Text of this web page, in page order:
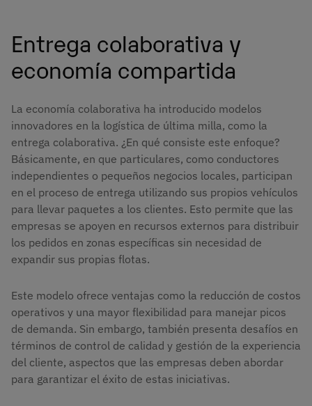
Entrega colaborativa y
economía compartida
La economía colaborativa ha introducido modelos
innovadores en la logística de última milla, como la
entrega colaborativa. ¿En qué consiste este enfoque?
Básicamente, en que particulares, como conductores
independientes o pequeños negocios locales, participan
en el proceso de entrega utilizando sus propios vehículos
para llevar paquetes a los clientes. Esto permite que las
empresas se apoyen en recursos externos para distribuir
los pedidos en zonas específicas sin necesidad de
expandir sus propias flotas.
Este modelo ofrece ventajas como la reducción de costos
operativos y una mayor flexibilidad para manejar picos
de demanda. Sin embargo, también presenta desafíos en
términos de control de calidad y gestión de la experiencia
del cliente, aspectos que las empresas deben abordar
para garantizar el éxito de estas iniciativas.